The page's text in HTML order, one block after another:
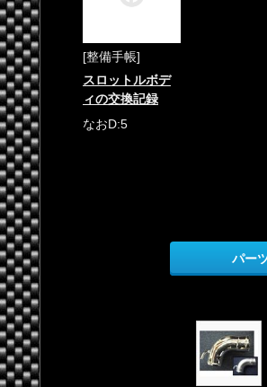
[整備手帳]
スロットルボデ
ィの交換記録
なおD:5
パー